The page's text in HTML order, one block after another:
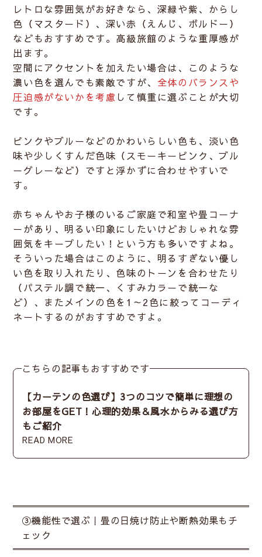
レトロな雰囲気がお好きなら、 深緑や紫、からし
色（マスタード）、深い赤（えんじ、ボルドー）
などもおすすめです。高級旅館のような重厚感が
出ます。
空間にアクセントを加えたい場合は、このような
濃い色を選んでも素敵ですが、 全体のバランスや
圧迫感がないかを考慮 して慎重に選ぶことが大切
です。
ピンクやブルーなどのかわいらしい色も、 淡い色
味や少しくすんだ色味（スモーキーピンク、ブル
ーグレーなど） ですと浮かずに合わせやすいで
す。
赤ちゃんやお子様のいるご家庭で和室や畳コーナ
ーがあり、明るい印象にしたいけどおしゃれな雰
囲気をキープしたい！という方も多いですよね。
そういった場合はこのように、明るすぎない優し
い色を取り入れたり、色味のトーンを合わせたり
（パステル調で統一、くすみカラーで統一な
ど）、また メインの色を1～2色に絞ってコーディ
ネート するのがおすすめですよ。
こちらの記事もおすすめです
【カーテンの色選び】3つのコツで簡単に理想の
お部屋をGET！心理的効果＆風水からみる選び方
もご紹介
READ MORE
③機能性で選ぶ｜畳の日焼け防止や断熱効果もチ
ェック